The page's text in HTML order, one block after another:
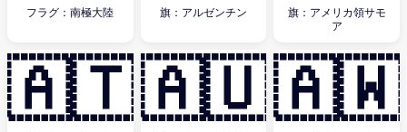
フラグ：南極大陸 旗：アルゼンチン
旗：アメリカ領サモ
ア
🇦🇹🇦🇺🇦🇼